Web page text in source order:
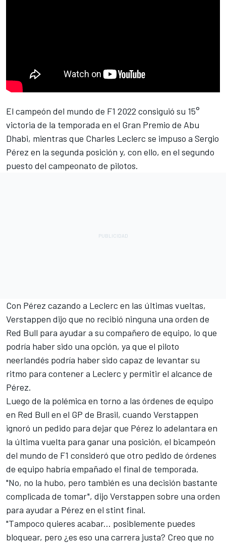
El campeón del mundo de F1 2022 consiguió su 15°
victoria de la temporada en el Gran Premio de Abu
Dhabi, mientras que Charles Leclerc se impuso a Sergio
Pérez en la segunda posición y, con ello, en el segundo
puesto del campeonato de pilotos.
Con Pérez cazando a Leclerc en las últimas vueltas,
Verstappen dijo que no recibió ninguna una orden de
Red Bull para ayudar a su compañero de equipo, lo que
podría haber sido una opción, ya que el piloto
neerlandés podría haber sido capaz de levantar su
ritmo para contener a Leclerc y permitir el alcance de
Pérez.
Luego de la polémica en torno a las órdenes de equipo
en Red Bull en el GP de Brasil, cuando Verstappen
ignoró un pedido para dejar que Pérez lo adelantara en
la última vuelta para ganar una posición, el bicampeón
del mundo de F1 consideró que otro pedido de órdenes
de equipo habría empañado el final de temporada.
"No, no la hubo, pero también es una decisión bastante
complicada de tomar", dijo Verstappen sobre una orden
para ayudar a Pérez en el stint final.
"Tampoco quieres acabar... posiblemente puedes
bloquear, pero ¿es eso una carrera justa? Creo que no